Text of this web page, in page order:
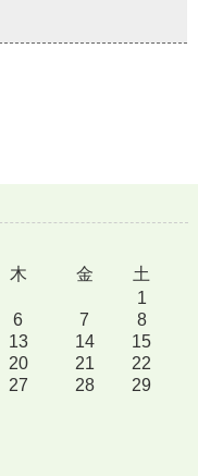
木 金
土
1
6 7
8
13 14
15
20 21
22
27 28
29